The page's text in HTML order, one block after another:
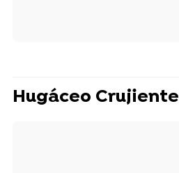
Hugáceo Crujiente